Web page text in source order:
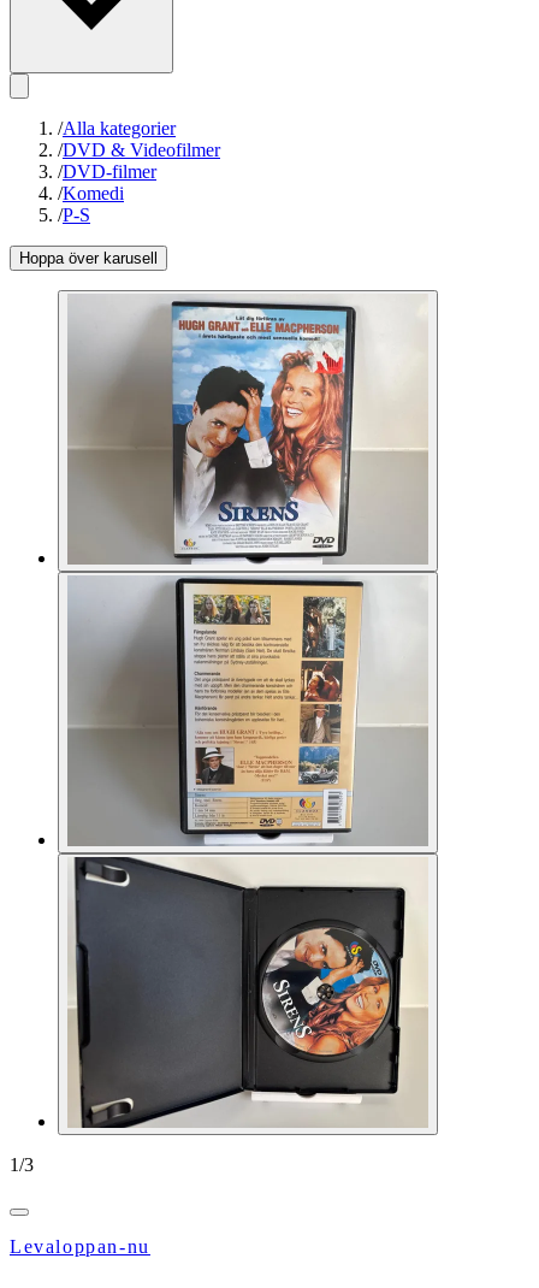
/Alla kategorier
/DVD & Videofilmer
/DVD-filmer
/Komedi
/P-S
Hoppa över karusell
1/3
Levaloppan-nu